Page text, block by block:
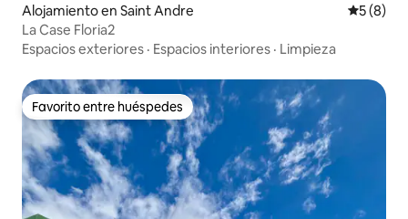
Alojamiento en Saint Andre
5 (8)
La Case Floria2
Espacios exteriores · Espacios interiores · Limpieza
Favorito entre huéspedes
Favorito entre huéspedes